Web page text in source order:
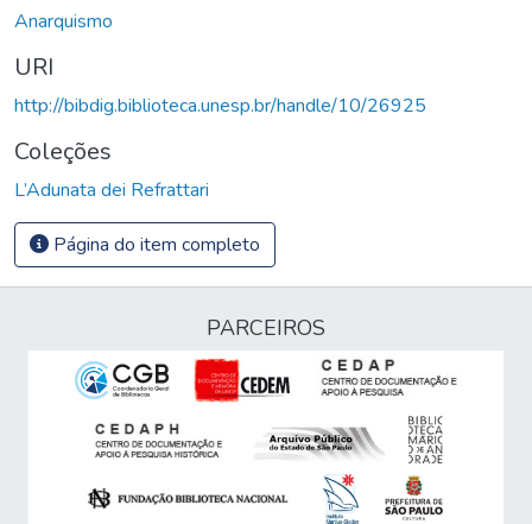
Anarquismo
URI
http://bibdig.biblioteca.unesp.br/handle/10/26925
Coleções
L’Adunata dei Refrattari
Página do item completo
PARCEIROS